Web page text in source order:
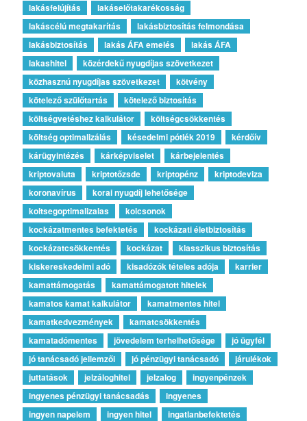
lakásfelújítás
lakáselőtakarékosság
lakáscélú megtakarítás
lakásbiztosítás felmondása
lakásbiztosítás
lakás ÁFA emelés
lakás ÁFA
lakashitel
közérdekű nyugdíjas szövetkezet
közhasznú nyugdíjas szövetkezet
kötvény
kötelező szülőtartás
kötelező biztosítás
költségvetéshez kalkulátor
költségcsökkentés
költség optimalizálás
késedelmi pótlék 2019
kérdőív
kárügyintézés
kárképviselet
kárbejelentés
kriptovaluta
kriptotőzsde kriptopénz
kriptodeviza
koronavírus
korai nyugdíj lehetősége
koltsegoptimalizalas
kolcsonok
kockázatmentes befektetés
kockázati életbiztosítás
kockázatcsökkentés
kockázat
klasszikus biztosítás
kiskereskedelmi adó
kisadózók tételes adója
karrier
kamattámogatás
kamattámogatott hitelek
kamatos kamat kalkulátor
kamatmentes hitel
kamatkedvezmények
kamatcsökkentés
kamatadómentes
jövedelem terhelhetősége
jó ügyfél
jó tanácsadó jellemzői
jó pénzügyi tanácsadó
járulékok
juttatások
jelzáloghitel jelzalog
ingyenpénzek
ingyenes pénzügyi tanácsadás
ingyenes
ingyen napelem
ingyen hitel
ingatlanbefektetés